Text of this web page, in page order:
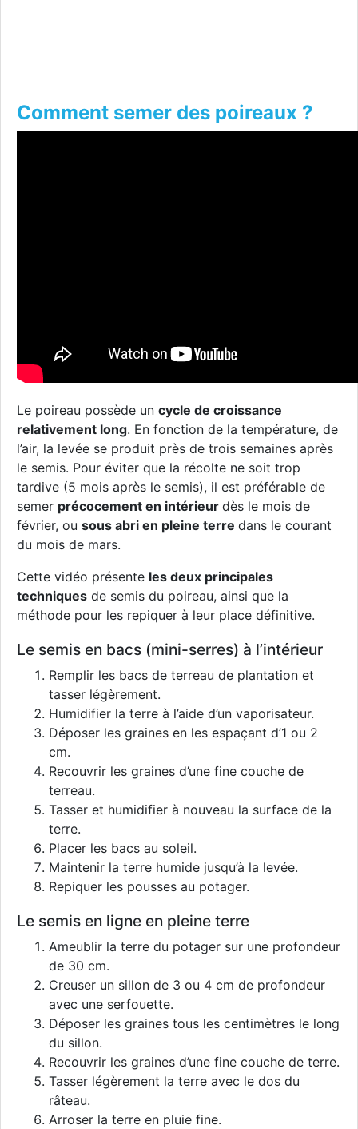
Comment semer des poireaux ?
Le poireau possède un cycle de croissance
relativement long. En fonction de la température, de
l’air, la levée se produit près de trois semaines après
le semis. Pour éviter que la récolte ne soit trop
tardive (5 mois après le semis), il est préférable de
semer précocement en intérieur dès le mois de
février, ou sous abri en pleine terre dans le courant
du mois de mars.
Cette vidéo présente les deux principales
techniques de semis du poireau, ainsi que la
méthode pour les repiquer à leur place définitive.
Le semis en bacs (mini-serres) à l’intérieur
Remplir les bacs de terreau de plantation et
tasser légèrement.
Humidifier la terre à l’aide d’un vaporisateur.
Déposer les graines en les espaçant d’1 ou 2
cm.
Recouvrir les graines d’une fine couche de
terreau.
Tasser et humidifier à nouveau la surface de la
terre.
Placer les bacs au soleil.
Maintenir la terre humide jusqu’à la levée.
Repiquer les pousses au potager.
Le semis en ligne en pleine terre
Ameublir la terre du potager sur une profondeur
de 30 cm.
Creuser un sillon de 3 ou 4 cm de profondeur
avec une serfouette.
Déposer les graines tous les centimètres le long
du sillon.
Recouvrir les graines d’une fine couche de terre.
Tasser légèrement la terre avec le dos du
râteau.
Arroser la terre en pluie fine.